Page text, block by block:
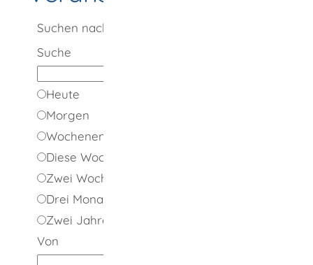
Suchen nach
Suche
Heute
Morgen
Wochenende
Diese Woche
Zwei Wochen
Drei Monate
Zwei Jahre
Von